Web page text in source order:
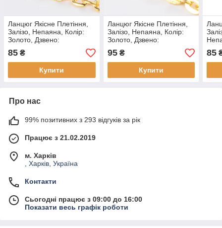
Ланцюг Якісне Плетіння,
Залізо, Непаяна, Колір:
Золото, Дзвено:
85 ₴
Купити
Ланцюг Якісне Плетіння,
Залізо, Непаяна, Колір:
Золото, Дзвено:
95₴
Купити
85
Про нас
99% позитивних з 293 відгуків за рік
Працює з 21.02.2019
м. Харків
, Харків, Україна
Контакти
Сьогодні працює з 09:00 до 16:00
Показати весь графік роботи